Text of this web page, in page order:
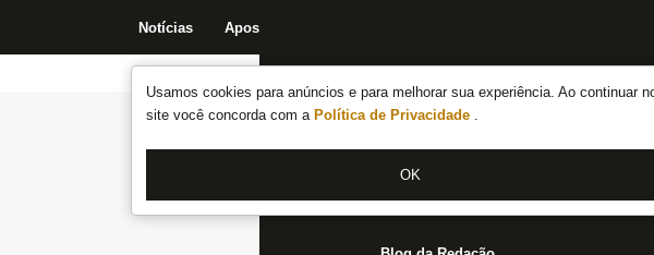
Usamos cookies para anúncios e para melhorar sua experiência. Ao continuar
site você concorda com a Política de Privacidade .
OK
Notícias Apostas
Notícias do Botafogo
Fórum
Jogos